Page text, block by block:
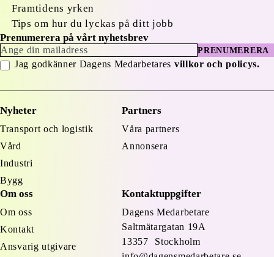
Framtidens yrken
Tips om hur du lyckas på ditt jobb
Prenumerera på vårt nyhetsbrev
PRENUMERERA
Jag godkänner Dagens Medarbetares villkor och policys.
Nyheter
Transport och logistik
Vård
Industri
Bygg
Partners
Våra partners
Annonsera
Om oss
Om oss
Kontakt
Ansvarig utgivare
Kontaktuppgifter
Dagens Medarbetare
Saltmätargatan 19A
13357 Stockholm